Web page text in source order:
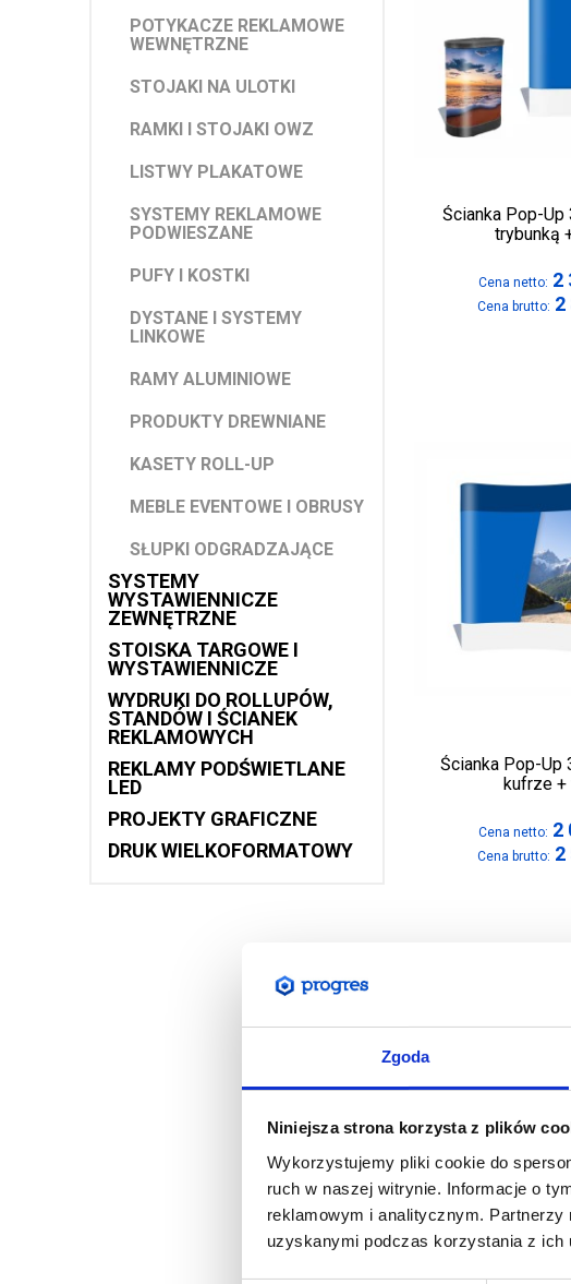
Zgoda
Niniejsza strona korzysta z plików
Wykorzystujemy pliki cookie do
ruch w naszej witrynie. Informacje o
reklamowym i analitycznym. Partnerzy
uzyskanymi podczas korzystania z ich
POTYKACZE REKLAMOWE
WEWNĘTRZNE
STOJAKI NA ULOTKI
RAMKI I STOJAKI OWZ
LISTWY PLAKATOWE
SYSTEMY REKLAMOWE
PODWIESZANE
PUFY I KOSTKI
DYSTANE I SYSTEMY
LINKOWE
RAMY ALUMINIOWE
PRODUKTY DREWNIANE
KASETY ROLL-UP
MEBLE EVENTOWE I OBRUSY
SŁUPKI ODGRADZAJĄCE
SYSTEMY
WYSTAWIENNICZE
ZEWNĘTRZNE
STOISKA TARGOWE I
WYSTAWIENNICZE
WYDRUKI DO ROLLUPÓW,
STANDÓW I ŚCIANEK
REKLAMOWYCH
REKLAMY PODŚWIETLANE
LED
PROJEKTY GRAFICZNE
DRUK WIELKOFORMATOWY
Ścianka Pop-
trybunką
Cena netto: 2
Cena brutto: 2
Ścianka Pop-Up
kufrze +
Cena netto: 2
Cena brutto: 2